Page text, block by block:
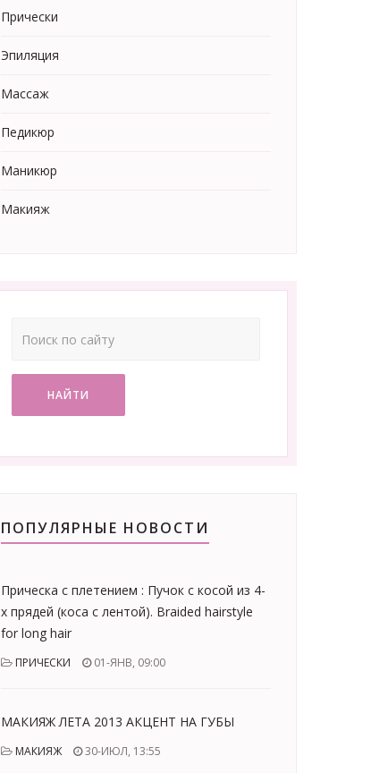
Прически
Эпиляция
Массаж
Педикюр
Маникюр
Макияж
НАЙТИ
ПОПУЛЯРНЫЕ НОВОСТИ
Прическа с плетением : Пучок с косой из 4-
х прядей (коса с лентой). Braided hairstyle
for long hair
ПРИЧЕСКИ 01-ЯНВ, 09:00
МАКИЯЖ ЛЕТА 2013 АКЦЕНТ НА ГУБЫ
МАКИЯЖ 30-ИЮЛ, 13:55